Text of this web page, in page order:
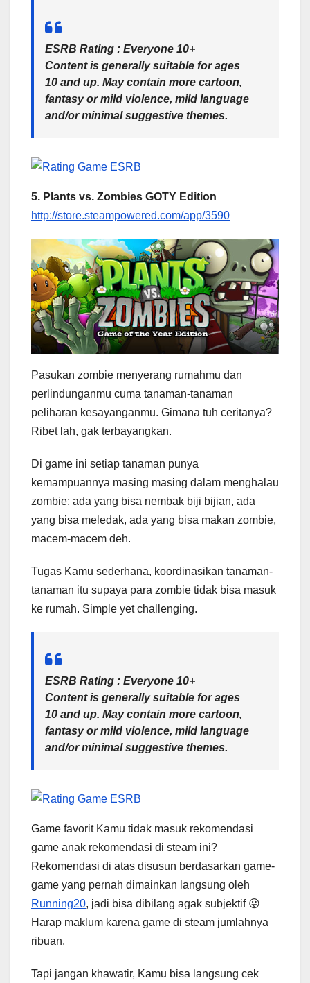
ESRB Rating : Everyone 10+
Content is generally suitable for ages
10 and up. May contain more cartoon,
fantasy or mild violence, mild language
and/or minimal suggestive themes.
5. Plants vs. Zombies GOTY Edition
http://store.steampowered.com/app/3590
Pasukan zombie menyerang rumahmu dan
perlindunganmu cuma tanaman-tanaman
peliharan kesayanganmu. Gimana tuh ceritanya?
Ribet lah, gak terbayangkan.
Di game ini setiap tanaman punya
kemampuannya masing masing dalam menghalau
zombie; ada yang bisa nembak biji bijian, ada
yang bisa meledak, ada yang bisa makan zombie,
macem-macem deh.
Tugas Kamu sederhana, koordinasikan tanaman-
tanaman itu supaya para zombie tidak bisa masuk
ke rumah. Simple yet challenging.
ESRB Rating : Everyone 10+
Content is generally suitable for ages
10 and up. May contain more cartoon,
fantasy or mild violence, mild language
and/or minimal suggestive themes.
Game favorit Kamu tidak masuk rekomendasi
game anak rekomendasi di steam ini?
Rekomendasi di atas disusun berdasarkan game-
game yang pernah dimainkan langsung oleh
Running20, jadi bisa dibilang agak subjektif 😛
Harap maklum karena game di steam jumlahnya
ribuan.
Tapi jangan khawatir, Kamu bisa langsung cek